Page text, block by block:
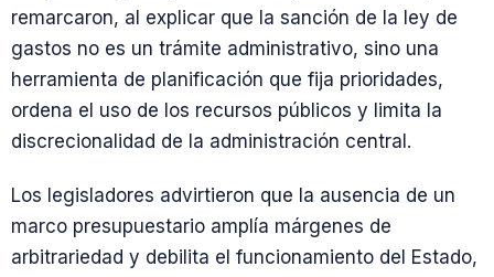
remarcaron, al explicar que la sanción de la ley de
gastos no es un trámite administrativo, sino una
herramienta de planificación que fija prioridades,
ordena el uso de los recursos públicos y limita la
discrecionalidad de la administración central.
Los legisladores advirtieron que la ausencia de un
marco presupuestario amplía márgenes de
arbitrariedad y debilita el funcionamiento del Estado,